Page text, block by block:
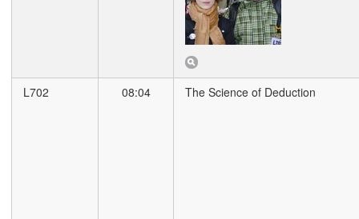
L702 08:04 The Science of Deduction